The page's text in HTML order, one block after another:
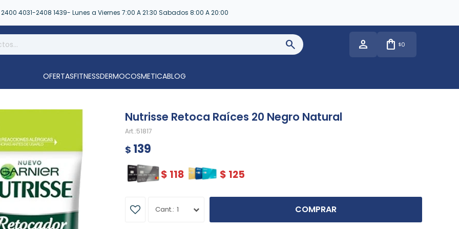
2400 4031-2408 1439- Lunes a Viernes 7:00 A 21:30 Sabados 8:00 A 20:00
$0
OFERTASFITNESSDERMOCOSMETICABLOG
Nutrisse Retoca Raíces 20 Negro Natural
51817
$ 139
$ 118 $ 125
1 COMPRAR